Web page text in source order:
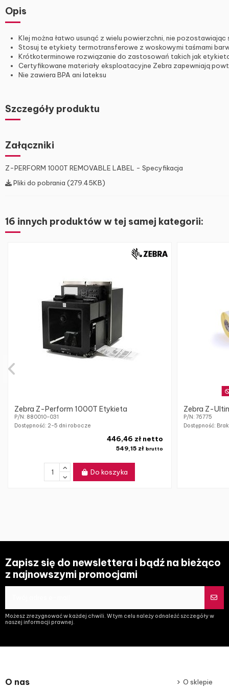
Opis
Klej można łatwo usunąć z wielu powierzchni, nie pozostawiając
Stosuj te etykiety termotransferowe z woskowymi taśmami
Krótkoterminowe rozwiązanie do zastosowań takich jak
Certyfikowane materiały eksploatacyjne Zebra zapewniają
Nie zawiera BPA ani lateksu
Szczegóły produktu
Załączniki
Z-PERFORM 1000T REMOVABLE LABEL - Specyfikacja
Pliki do pobrania (279.45KB)
16 innych produktów w tej samej kategorii:
Zebra Z-Perform 1000T Etykieta
P/N: 880010-031
Dostępność: 2-5 dni robocze
549,15 złbrutto
446,46 zł netto
Do koszyka
Zebra Z-
P/N: 76775
Dostępność:
Zapisz się do newslettera i bądź na bieżąco
z najnowszymi promocjami
Możesz zrezygnować w każdej chwili. W tym celu należy odnaleźć szczegóły w
naszej informacji prawnej.
O nas O sklepie